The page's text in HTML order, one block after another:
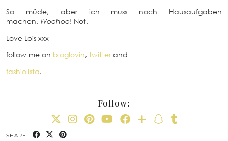
So müde, aber ich muss noch Hausaufgaben
machen. Woohoo! Not.
Love Lois xxx
follow me on bloglovin, twitter and
fashiolista.
Follow:
SHARE: